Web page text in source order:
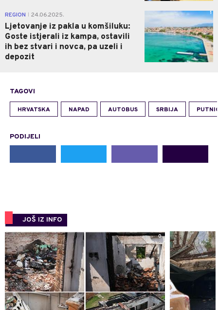
REGION 24.06.2025.
Ljetovanje iz pakla u komšiluku:
Goste istjerali iz kampa, ostavili
ih bez stvari i novca, pa uzeli i
depozit
1
TAGOVI
HRVATSKA NAPAD AUTOBUS SRBIJA
PODIJELI
JOŠ IZ INFO
0